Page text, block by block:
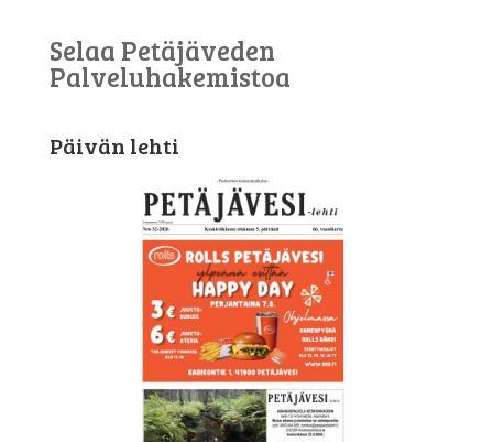
Selaa Petäjäveden
Palveluhakemistoa
Päivän lehti